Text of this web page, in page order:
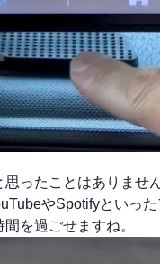
ったことはありませ
やSpotifyといった
を過ごせますね。